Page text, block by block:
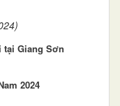
Giang Sơn
2024